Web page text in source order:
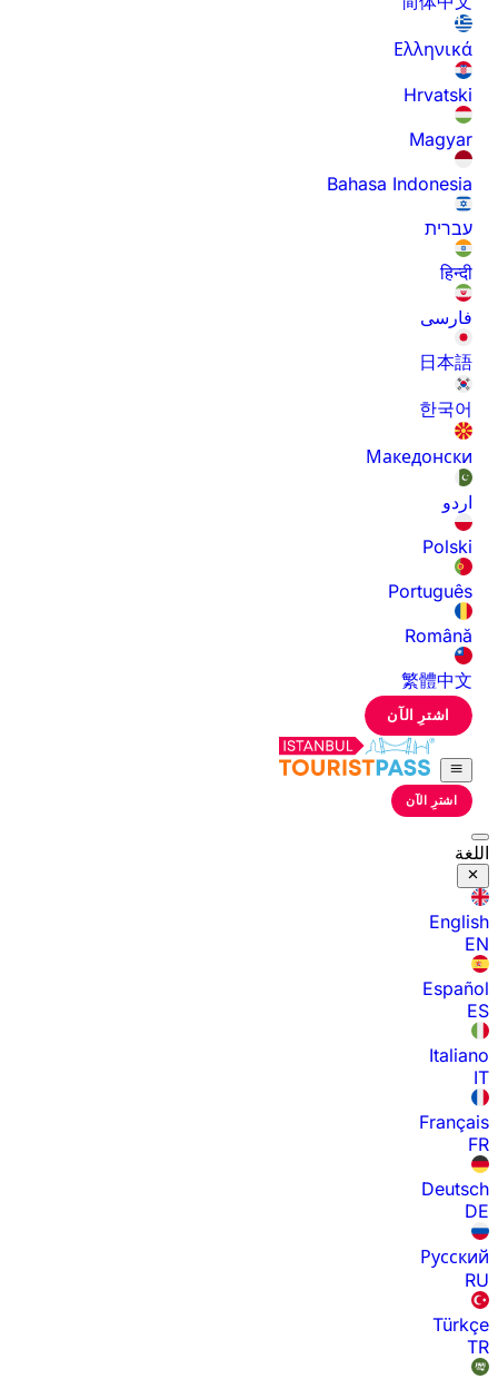
Ελληνικά
Hrvatski
Magyar
Bahasa Indonesia
עברית
हिन्दी
فارسی
日本語
한국어
Македонски
اردو
Polski
Português
Română
繁體中文
اشترِ الآن
اشترِ الآن
اللغة
English
EN
Español
ES
Italiano
IT
Français
FR
Deutsch
DE
Русский
RU
Türkçe
TR